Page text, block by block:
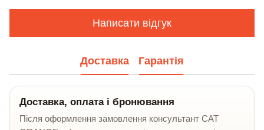
Написати відгук
Доставка Гарантія
Доставка, оплата і бронювання
Після оформлення замовлення консультант CAT